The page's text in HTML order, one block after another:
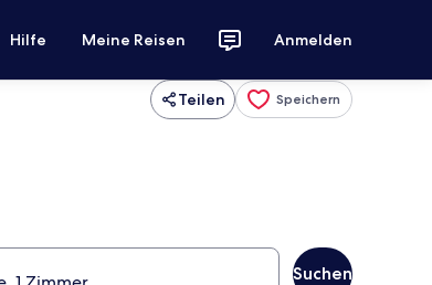
Hilfe Meine Reisen Anmelden
Teilen Speichern
Suchen